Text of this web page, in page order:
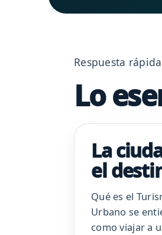
Respuesta rápida
Lo
La
el
Qué es el
Urbano se
como viajar a